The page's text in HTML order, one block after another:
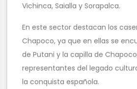
Vichinca, Saialla y Sorapalca.
En este sector destacan los
Chapoco, ya que en ellas se
de Putani y la capilla de
representantes del legado
la conquista española.